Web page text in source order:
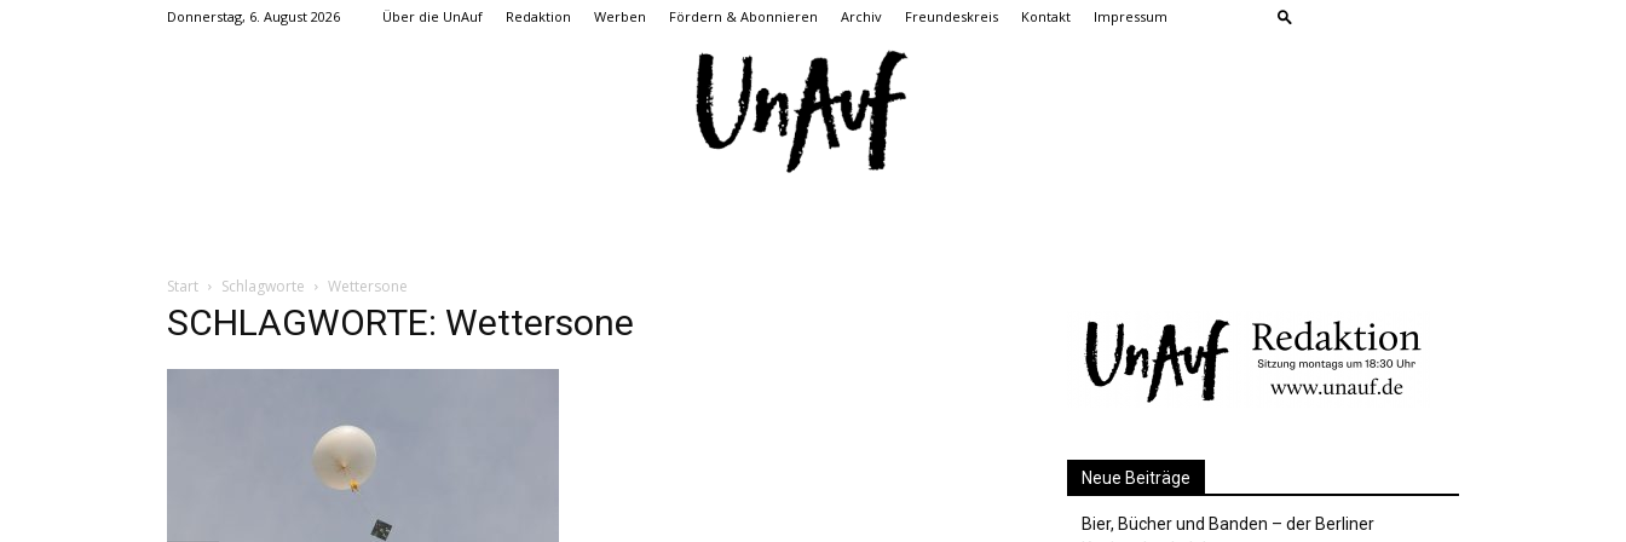
Donnerstag, 6. August 2026 Über die UnAuf Redaktion Werben Fördern & Abonnieren Archiv Freundeskreis Kontakt Impressum
Start Schlagworte Wettersone
SCHLAGWORTE: Wettersone
Neue Beiträge
Bier, Bücher und Banden – der Berliner